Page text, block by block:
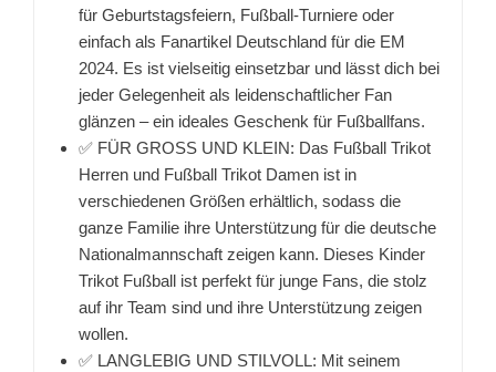
für Geburtstagsfeiern, Fußball-Turniere oder
einfach als Fanartikel Deutschland für die EM
2024. Es ist vielseitig einsetzbar und lässt dich bei
jeder Gelegenheit als leidenschaftlicher Fan
glänzen – ein ideales Geschenk für Fußballfans.
✅ FÜR GROSS UND KLEIN: Das Fußball Trikot
Herren und Fußball Trikot Damen ist in
verschiedenen Größen erhältlich, sodass die
ganze Familie ihre Unterstützung für die deutsche
Nationalmannschaft zeigen kann. Dieses Kinder
Trikot Fußball ist perfekt für junge Fans, die stolz
auf ihr Team sind und ihre Unterstützung zeigen
wollen.
✅ LANGLEBIG UND STILVOLL: Mit seinem